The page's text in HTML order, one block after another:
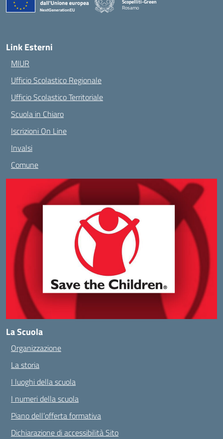
Scopelliti-Green
Rosarno
Link Esterni
MIUR
Ufficio Scolastico Regionale
Ufficio Scolastico Territoriale
Scuola in Chiaro
Iscrizioni On Line
Invalsi
Comune
La Scuola
Organizzazione
La storia
I luoghi della scuola
I numeri della scuola
Piano dell’offerta formativa
Dichiarazione di accessibilità Sito